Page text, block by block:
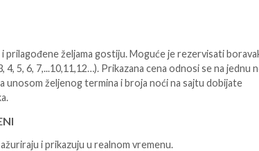
prilagođene željama gostiju. Moguće je rezervisati
4, 5, 6, 7,...10,11,12…). Prikazana cena odnosi se na jednu
unosom željenog termina i broja noći na sajtu dobijate
i prikazuju u realnom vremenu.